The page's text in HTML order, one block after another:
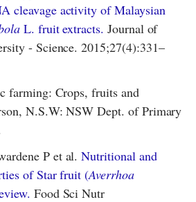
cleavage activity of Malaysian
L. fruit extracts. Journal of
- Science. 2015;27(4):331–
farming: Crops, fruits and
N.S.W: NSW Dept. of Primary
P et al.Nutritional and
of Star fruit (Averrhoa
Food Sci Nutr